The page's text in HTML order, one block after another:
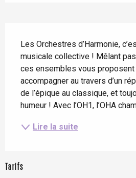
Les Orchestres d’Harmonie,
musicale collective ! Mêlant
ces ensembles vous
accompagner au travers d’un
de l’épique au classique, et
humeur ! Avec l’OH1, l’OHA
Lire la suite
Tarifs